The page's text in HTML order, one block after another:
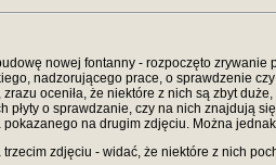
nowej fontanny - rozpoczęto
nadzorującego prace, o sprawdzenie
oceniła, że niektóre z nich są zbyt
o sprawdzanie, czy na nich znajdują
pokazanego na drugim zdjęciu. Można
zdjęciu - widać, że niektóre z nich